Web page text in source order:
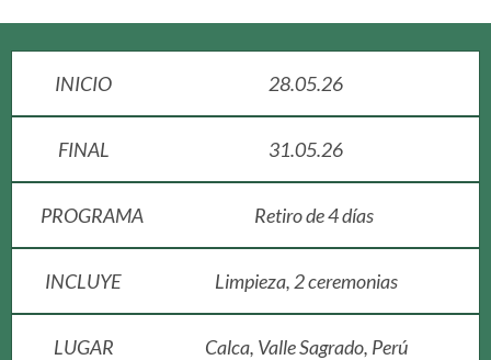
INICIO 28.05.26
FINAL 31.05.26
PROGRAMA Retiro de 4 días
INCLUYE Limpieza, 2 ceremonias
LUGAR Calca, Valle Sagrado, Perú